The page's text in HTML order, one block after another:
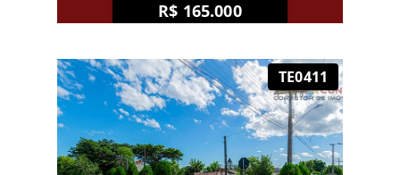
R$ 165.000
TE0411